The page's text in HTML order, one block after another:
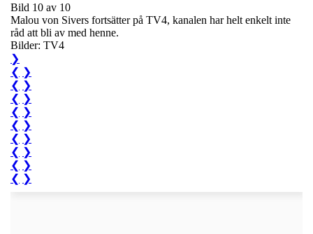
Bild 10 av 10
Malou von Sivers fortsätter på TV4, kanalen har helt enkelt inte
råd att bli av med henne.
Bilder: TV4
❯
❮ ❯
❮ ❯
❮ ❯
❮ ❯
❮ ❯
❮ ❯
❮ ❯
❮ ❯
❮ ❯